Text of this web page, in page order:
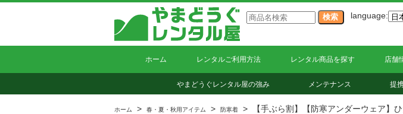
language:
ホーム レンタルご利用方法 レンタル商品を探す 店舗
やまどうぐレンタル屋の強み メンテナンス 提
ホーム > 春・夏・秋用アイテム > 防寒着 > 【手ぶら割】【防寒アンダーウェア】